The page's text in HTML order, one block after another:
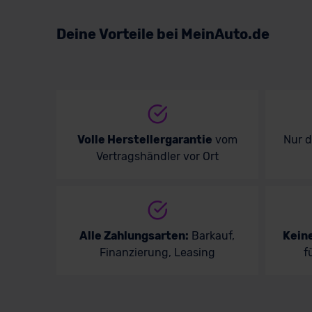
Deine Vorteile bei MeinAuto.de
Volle Herstellergarantie vom
Vertragshändler vor Ort
Nur
Alle Zahlungsarten: Barkauf,
Finanzierung, Leasing